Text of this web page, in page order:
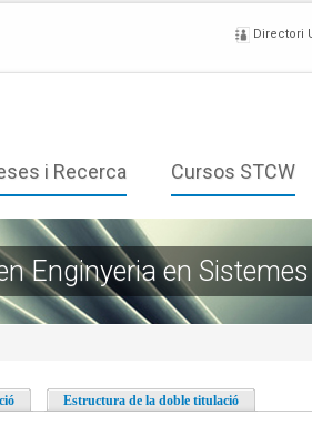
Directori
i Recerca Cursos STCW
Enginyeria en
Estructura de la doble titulació